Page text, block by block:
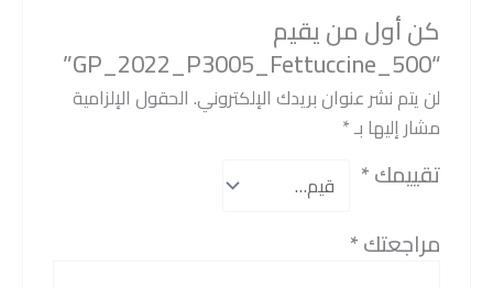
كن أول من يقيم
“GP_2022_P3005_Fettuccine_500”
لن يتم نشر عنوان بريدك الإلكتروني. الحقول الإلزامية
مشار إليها بـ*
تقييمك*
مراجعتك*